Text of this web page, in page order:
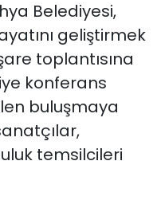
Belediyesi,
geliştirmek
toplantısına
konferans
buluşmaya
temsilcileri